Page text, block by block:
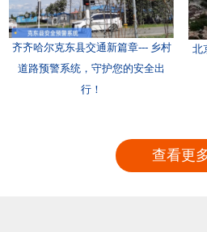
齐齐哈尔克东县交通新篇章--- 乡村
道路预警系统，守护您的安全出
行！
北
查看更